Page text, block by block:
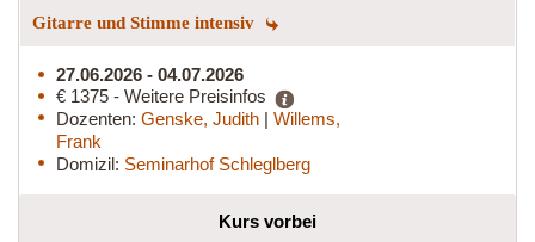
Gitarre und Stimme intensiv
27.06.2026 - 04.07.2026
€ 1375 - Weitere Preisinfos
Dozenten: Genske, Judith | Willems,
Frank
Domizil: Seminarhof Schleglberg
Kurs vorbei